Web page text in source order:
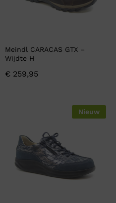
Meindl CARACAS GTX –
Wijdte H
€ 259,95
Nieuw